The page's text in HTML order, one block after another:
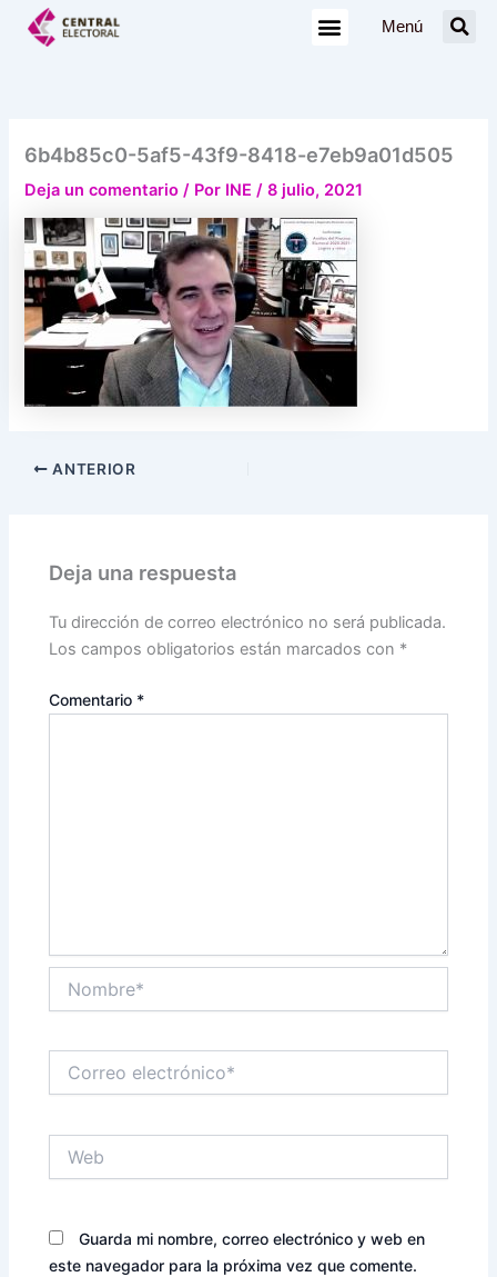
Menú
6b4b85c0-5af5-43f9-8418-e7eb9a01d505
Deja un comentario / Por INE/8 julio, 2021
ANTERIOR
Deja una respuesta
Tu dirección de correo electrónico no será publicada.
Los campos obligatorios están marcados con *
Comentario *
electrónico*
Guarda mi nombre, correo electrónico y web en
este navegador para la próxima vez que comente.